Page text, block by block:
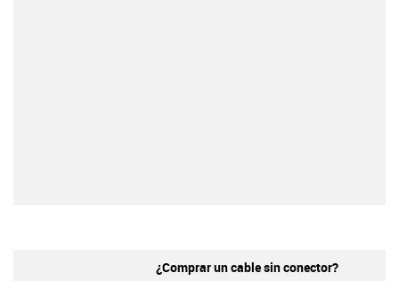
¿Comprar un cable sin conector?